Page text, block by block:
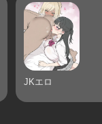
JKエロ